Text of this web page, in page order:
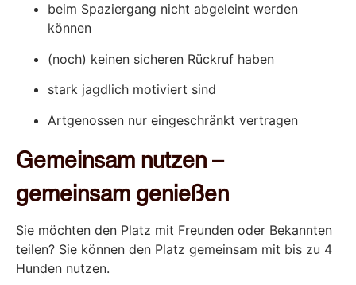
beim Spaziergang nicht abgeleint werden
können
(noch) keinen sicheren Rückruf haben
stark jagdlich motiviert sind
Artgenossen nur eingeschränkt vertragen
Gemeinsam nutzen –
gemeinsam genießen
Sie möchten den Platz mit Freunden oder Bekannten
teilen? Sie können den Platz gemeinsam mit bis zu 4
Hunden nutzen.